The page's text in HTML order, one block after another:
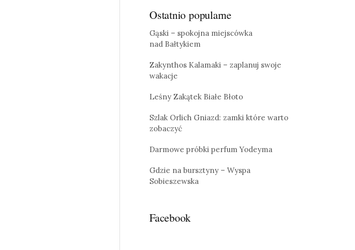
Ostatnio popularne
Gąski – spokojna miejscówka
nad Bałtykiem
Zakynthos Kalamaki – zaplanuj swoje
wakacje
Leśny Zakątek Białe Błoto
Szlak Orlich Gniazd: zamki które warto
zobaczyć
Darmowe próbki perfum Yodeyma
Gdzie na bursztyny – Wyspa
Sobieszewska
Facebook